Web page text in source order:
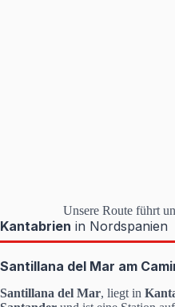
Unsere Route führt
Kantabrien in Nordspanien
Santillana del Mar am
Santillana del Mar, liegt in